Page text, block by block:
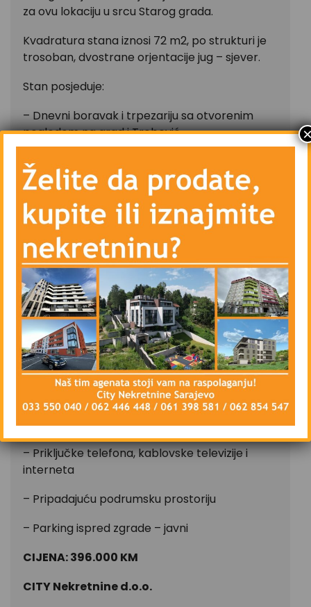
za ovu lokaciju u srcu Starog grada.
Kvadratura stana iznosi 72 m2, po strukturi je
trosoban, dvostrane orjentacije jug – sjever.
Stan posjeduje:
– Dnevni boravak i trpezariju sa otvorenim
pogledom na grad i Trebević
– Kuhinju
– Glavnu spavaću sobu
– Drugu spavaću sobu
– Treću spavaću sobu
– Dvije ostave
– Kupatilo
– Hodnik
– Centralno grijanje – etažno – plin
– Vanjsku i unutrašnju drvenu stolariju
– Sigurnosna vrata, Interfon
– Priključke telefona, kablovske televizije i
interneta
– Pripadajuću podrumsku prostoriju
– Parking ispred zgrade – javni
CIJENA: 396.000 KM
CITY Nekretnine d.o.o.